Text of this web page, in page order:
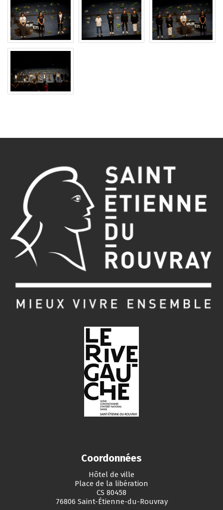
Coordonnées
Hôtel de ville
Place de la libération
CS 80458
76806 Saint-Étienne-du-Rouvray